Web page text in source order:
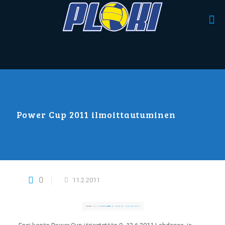
Power Cup 2011 ilmoittautuminen
0 11.2.2011